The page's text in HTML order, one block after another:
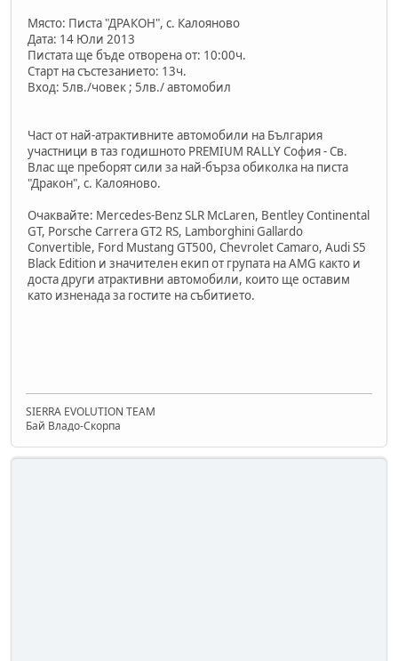
Място: Писта "ДРАКОН", с. Калояново
Дата: 14 Юли 2013
Пистата ще бъде отворена от: 10:00ч.
Старт на състезанието: 13ч.
Вход: 5лв./човек ; 5лв./ автомобил
Част от най-атрактивните автомобили на България
участници в таз годишното PREMIUM RALLY София - Св.
Влас ще преборят сили за най-бърза обиколка на писта
"Дракон", с. Калояново.
Очаквайте: Mercedes-Benz SLR McLaren, Bentley Continental
GT, Porsche Carrera GT2 RS, Lamborghini Gallardo
Convertible, Ford Mustang GT500, Chevrolet Camaro, Audi S5
Black Edition и значителен екип от групата на AMG както и
доста други атрактивни автомобили, които ще оставим
като изненада за гостите на събитието.
SIERRA EVOLUTION TEAM
Бай Владо-Скорпа